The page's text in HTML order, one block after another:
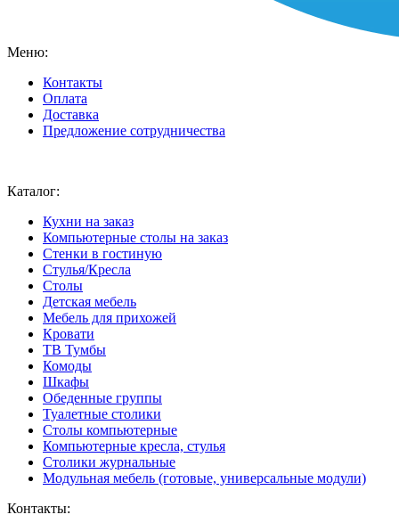
Меню:
Контакты
Оплата
Доставка
Предложение сотрудничества
Каталог:
Кухни на заказ
Компьютерные столы на заказ
Стенки в гостиную
Стулья/Кресла
Столы
Детская мебель
Мебель для прихожей
Кровати
ТВ Тумбы
Комоды
Шкафы
Обеденные группы
Туалетные столики
Столы компьютерные
Компьютерные кресла, стулья
Столики журнальные
Модульная мебель (готовые, универсальные модули)
Контакты: